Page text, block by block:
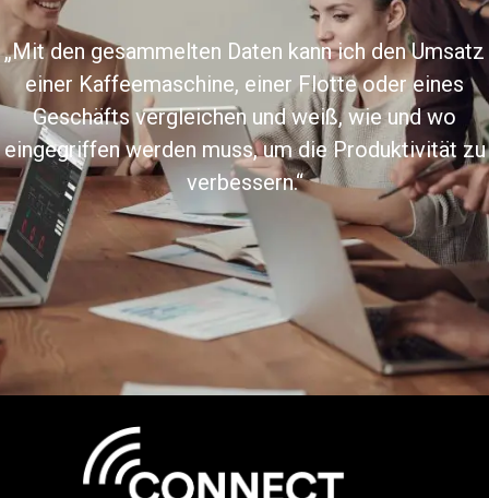
„Mit den gesammelten Daten kann ich den Umsatz
einer Kaffeemaschine, einer Flotte oder eines
Geschäfts vergleichen und weiß, wie und wo
eingegriffen werden muss, um die Produktivität zu
verbessern.“